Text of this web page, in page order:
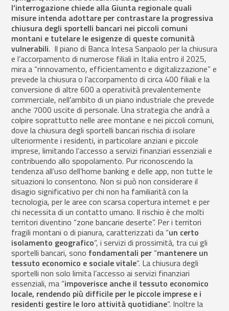
l’interrogazione chiede alla Giunta regionale quali
misure intenda adottare per contrastare la progressiva
chiusura degli sportelli bancari nei piccoli comuni
montani e tutelare le esigenze di queste comunità
vulnerabili. Il piano di Banca Intesa Sanpaolo per la chiusura
e l’accorpamento di numerose filiali in Italia entro il 2025,
mira a “rinnovamento, efficientamento e digitalizzazione” e
prevede la chiusura o l’accorpamento di circa 400 filiali e la
conversione di altre 600 a operatività prevalentemente
commerciale, nell’ambito di un piano industriale che prevede
anche 7000 uscite di personale. Una strategia che andrà a
colpire soprattutto nelle aree montane e nei piccoli comuni,
dove la chiusura degli sportelli bancari rischia di isolare
ulteriormente i residenti, in particolare anziani e piccole
imprese, limitando l’accesso a servizi finanziari essenziali e
contribuendo allo spopolamento. Pur riconoscendo la
tendenza all’uso dell’home banking e delle app, non tutte le
situazioni lo consentono. Non si può non considerare il
disagio significativo per chi non ha familiarità con la
tecnologia, per le aree con scarsa copertura internet e per
chi necessita di un contatto umano. Il rischio è che molti
territori diventino “zone bancarie deserte”. Per i territori
fragili montani o di pianura, caratterizzati da “un certo
isolamento geografico“, i servizi di prossimità, tra cui gli
sportelli bancari, sono fondamentali per “mantenere un
tessuto economico e sociale vitale“. La chiusura degli
sportelli non solo limita l’accesso ai servizi finanziari
essenziali, ma “impoverisce anche il tessuto economico
locale, rendendo più difficile per le piccole imprese e i
residenti gestire le loro attività quotidiane“. Inoltre la